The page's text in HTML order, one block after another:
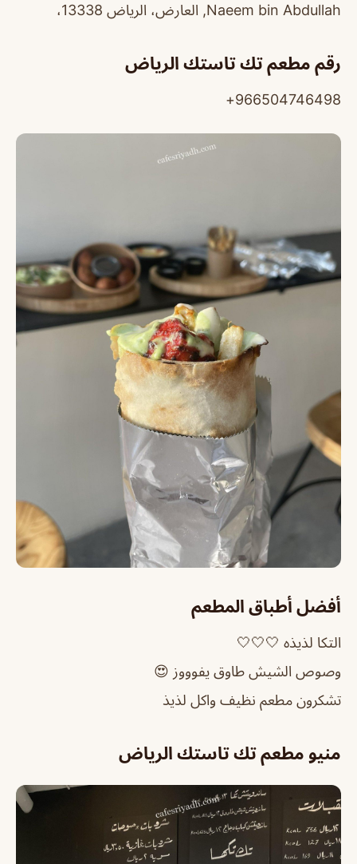
Naeem bin Abdullah, العارض، الرياض 13338،
رقم مطعم تك تاستك الرياض
966504746498+
أفضل أطباق المطعم
التكا لذيذه 🤍🤍🤍
وصوص الشيش طاوق يفوووز 😍
تشكرون مطعم نظيف واكل لذيذ
منيو مطعم تك تاستك الرياض